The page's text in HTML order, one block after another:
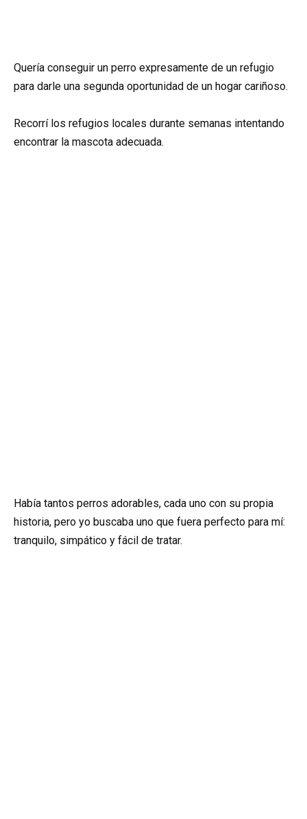
Quería conseguir un perro expresamente de un refugio
para darle una segunda oportunidad de un hogar cariñoso.
Recorrí los refugios locales durante semanas intentando
encontrar la mascota adecuada.
Había tantos perros adorables, cada uno con su propia
historia, pero yo buscaba uno que fuera perfecto para mí:
tranquilo, simpático y fácil de tratar.